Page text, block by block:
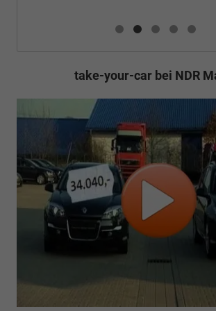
take-your-car bei NDR